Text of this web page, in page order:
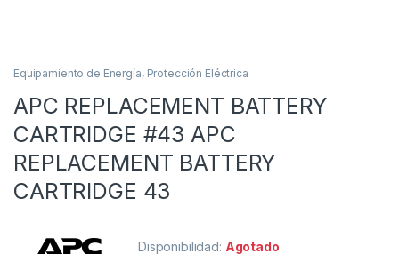
Equipamiento de Energía, Protección Eléctrica
APC REPLACEMENT BATTERY
CARTRIDGE #43 APC
REPLACEMENT BATTERY
CARTRIDGE 43
Disponibilidad: Agotado